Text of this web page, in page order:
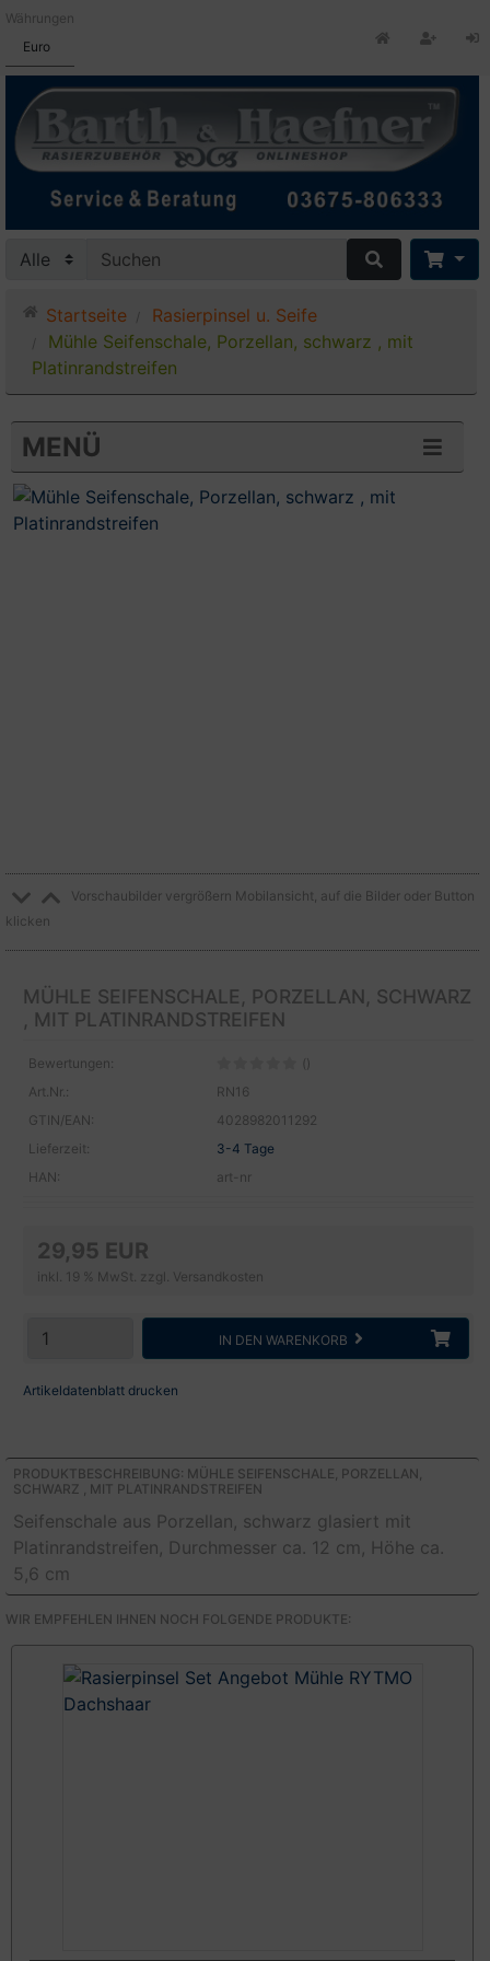
Währungen
Euro
Startseite
Rasierpinsel u. Seife
Mühle Seifenschale, Porzellan, schwarz , mit
Platinrandstreifen
MENÜ
Vorschaubilder vergrößern Mobilansicht, auf die Bilder oder Button
klicken
MÜHLE SEIFENSCHALE, PORZELLAN, SCHWARZ
, MIT PLATINRANDSTREIFEN
Bewertungen:
()
Art.Nr.:
RN16
GTIN/EAN:
4028982011292
Lieferzeit:
3-4 Tage
HAN:
art-nr
29,95 EUR
inkl. 19 % MwSt. zzgl. Versandkosten
IN DEN WARENKORB
Artikeldatenblatt drucken
PRODUKTBESCHREIBUNG: MÜHLE SEIFENSCHALE, PORZELLAN,
SCHWARZ , MIT PLATINRANDSTREIFEN
Seifenschale aus Porzellan, schwarz glasiert mit
Platinrandstreifen, Durchmesser ca. 12 cm, Höhe ca.
5,6 cm
WIR EMPFEHLEN IHNEN NOCH FOLGENDE PRODUKTE: